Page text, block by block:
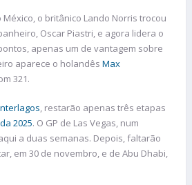
México, o britânico Lando Norris trocou
Oscar Piastri, e agora lidera o
apenas um de vantagem sobre
aparece o holandês Max
321.
, restarão apenas três etapas
2025. O GP de Las Vegas, num
a duas semanas. Depois, faltarão
em 30 de novembro, e de Abu Dhabi,